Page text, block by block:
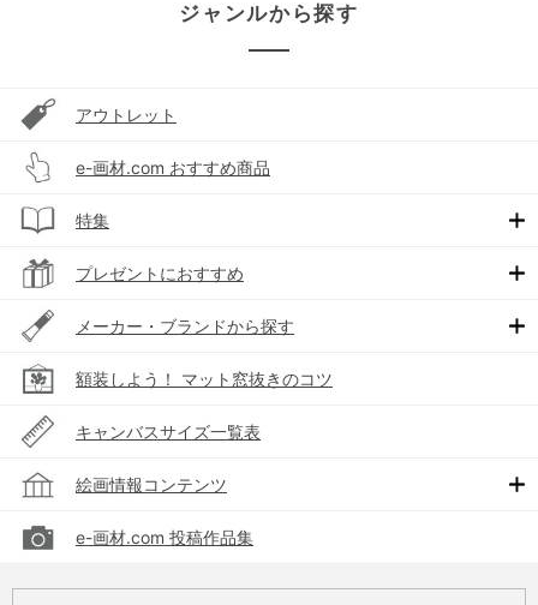
ジャンルから探す
アウトレット
e-画材.com おすすめ商品
特集
プレゼントにおすすめ
メーカー・ブランドから探す
額装しよう！ マット窓抜きのコツ
キャンバスサイズ一覧表
絵画情報コンテンツ
e-画材.com 投稿作品集